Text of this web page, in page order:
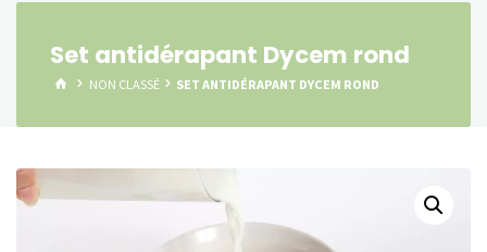
Set antidérapant Dycem rond
HOMENON CLASSÉ SET ANTIDÉRAPANT DYCEM ROND